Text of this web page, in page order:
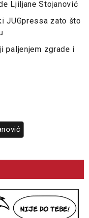
Ljiljane Stojanović
JUGpressa zato što
paljenjem zgrade i